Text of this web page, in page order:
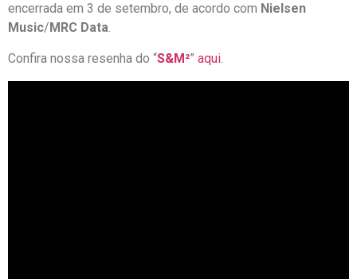
encerrada em 3 de setembro, de acordo com Nielsen
Music/MRC Data.
Confira nossa resenha do “S&M²” aqui